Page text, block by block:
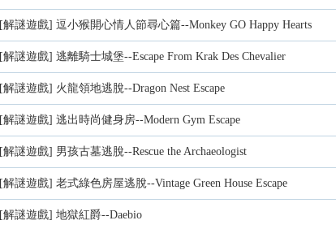
[解謎遊戲] 逗小猴開心情人節尋心篇--Monkey GO Happy Hearts
[解謎遊戲] 逃離騎士城堡--Escape From Krak Des Chevalier
[解謎遊戲] 火龍領地逃脫--Dragon Nest Escape
[解謎遊戲] 逃出時尚健身房--Modern Gym Escape
[解謎遊戲] 男孩古墓逃脫--Rescue the Archaeologist
[解謎遊戲] 老式綠色房屋逃脫--Vintage Green House Escape
[解謎遊戲] 地獄紅爵--Daebio